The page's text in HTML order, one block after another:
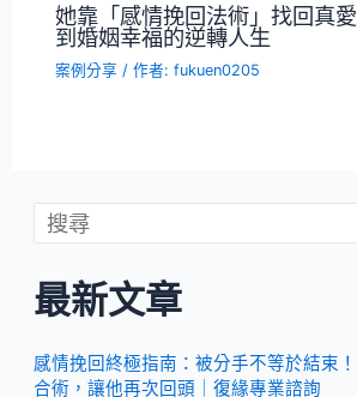
她靠「感情挽回法術」找回真
到婚姻幸福的逆轉人生
案例分享 / 作者:fukuen0205
最新文章
感情挽回終極指南：被分手不等於結束
合術，讓他再次回頭｜復緣專業諮詢